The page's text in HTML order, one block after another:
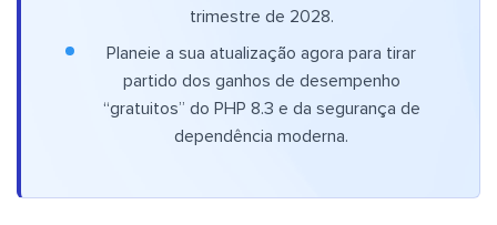
trimestre de 2028.
Planeie a sua atualização agora para tirar
partido dos ganhos de desempenho
“gratuitos” do PHP 8.3 e da segurança de
dependência moderna.